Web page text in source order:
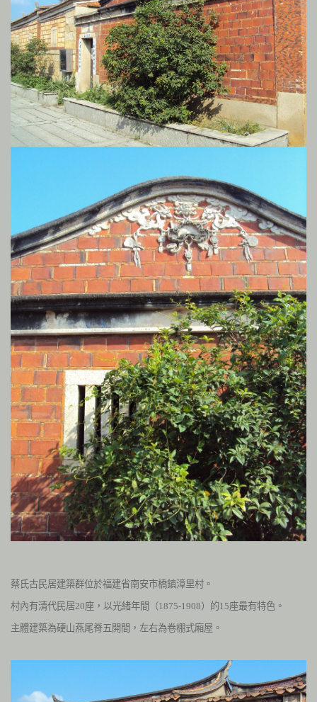
蔡氏古民居建築群位於福建省南安市橋鎮漳里村。
村內有清代民居20座，以光緒年間（1875-1908）的15座最有特色。
主體建築為硬山燕尾脊五開間，左右為卷棚式廂屋。